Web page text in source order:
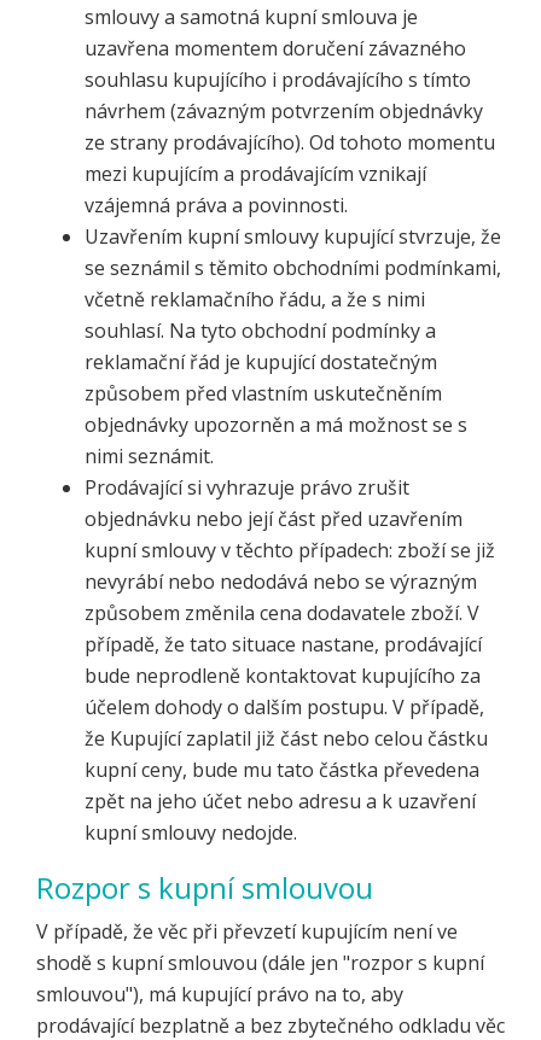
smlouvy a samotná kupní smlouva je
uzavřena momentem doručení závazného
souhlasu kupujícího i prodávajícího s tímto
návrhem (závazným potvrzením objednávky
ze strany prodávajícího). Od tohoto momentu
mezi kupujícím a prodávajícím vznikají
vzájemná práva a povinnosti.
Uzavřením kupní smlouvy kupující stvrzuje, že
se seznámil s těmito obchodními podmínkami,
včetně reklamačního řádu, a že s nimi
souhlasí. Na tyto obchodní podmínky a
reklamační řád je kupující dostatečným
způsobem před vlastním uskutečněním
objednávky upozorněn a má možnost se s
nimi seznámit.
Prodávající si vyhrazuje právo zrušit
objednávku nebo její část před uzavřením
kupní smlouvy v těchto případech: zboží se již
nevyrábí nebo nedodává nebo se výrazným
způsobem změnila cena dodavatele zboží. V
případě, že tato situace nastane, prodávající
bude neprodleně kontaktovat kupujícího za
účelem dohody o dalším postupu. V případě,
že Kupující zaplatil již část nebo celou částku
kupní ceny, bude mu tato částka převedena
zpět na jeho účet nebo adresu a k uzavření
kupní smlouvy nedojde.
Rozpor s kupní smlouvou
V případě, že věc při převzetí kupujícím není ve
shodě s kupní smlouvou (dále jen "rozpor s kupní
smlouvou"), má kupující právo na to, aby
prodávající bezplatně a bez zbytečného odkladu věc